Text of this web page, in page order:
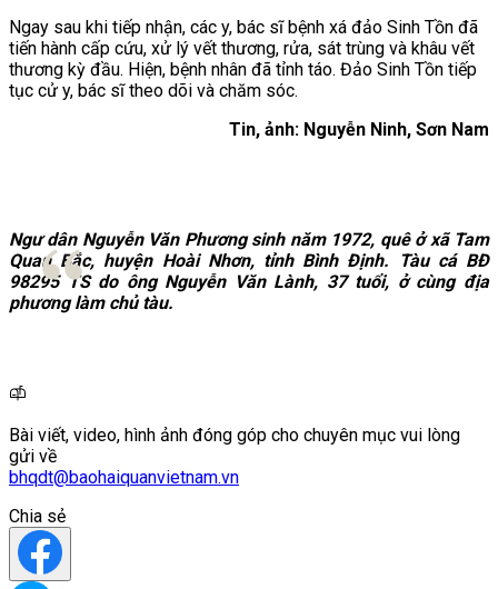
Ngay sau khi tiếp nhận, các y, bác sĩ bệnh xá đảo Sinh Tồn đã
tiến hành cấp cứu, xử lý vết thương, rửa, sát trùng và khâu vết
thương kỳ đầu. Hiện, bệnh nhân đã tỉnh táo. Đảo Sinh Tồn tiếp
tục cử y, bác sĩ theo dõi và chăm sóc.
Tin, ảnh: Nguyễn Ninh, Sơn Nam
Ngư dân Nguyễn Văn Phương sinh năm 1972, quê ở xã Tam
Quan Bắc, huyện Hoài Nhơn, tỉnh Bình Định. Tàu cá BĐ
98295 TS do ông Nguyễn Văn Lành, 37 tuổi, ở cùng địa
phương làm chủ tàu.
Bài viết, video, hình ảnh đóng góp cho chuyên mục vui lòng
gửi về
bhqdt@baohaiquanvietnam.vn
Chia sẻ